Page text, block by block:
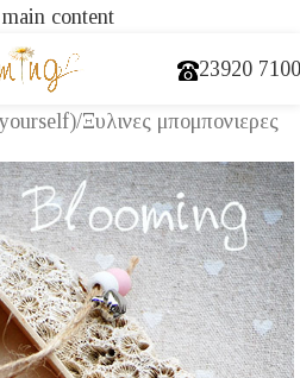
content
23920
/Ξυλινες μπομπονιερες